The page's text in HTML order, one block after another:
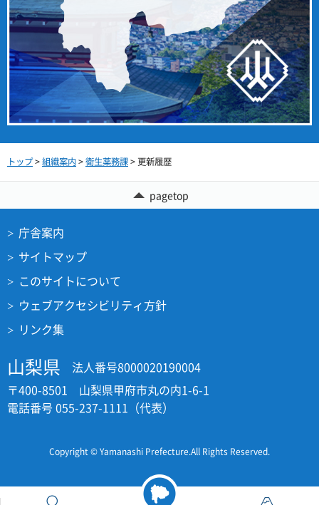
トップ>組織案内>衛生薬務課> 更新履歴
pagetop
庁舎案内
サイトマップ
このサイトについて
ウェブアクセシビリティ方針
リンク集
山梨県
法人番号8000020190004
〒400-8501 山梨県甲府市丸の内1-6-1
電話番号 055-237-1111（代表）
Copyright © Yamanashi Prefecture.All Rights Reserved.